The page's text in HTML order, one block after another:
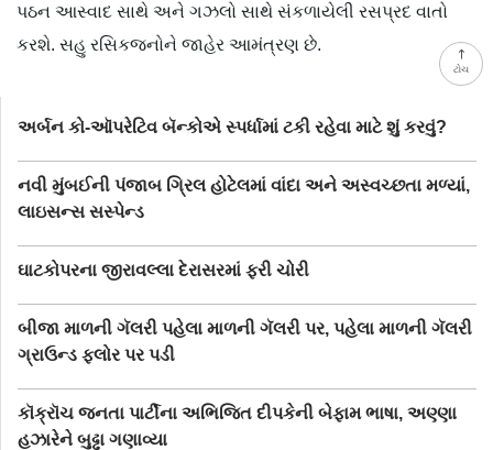
ટોચ
પઠન આસ્વાદ સાથે અને ગઝલો સાથે સંકળાયેલી રસપ્રદ વાતો
કરશે. સહુ રસિકજનોને જાહેર આમંત્રણ છે.
અર્બન કો-ઑપરેટિવ બૅન્કોએ સ્પર્ધામાં ટકી રહેવા માટે શું કરવું?
નવી મુંબઈની પંજાબ ગ્રિલ હોટેલમાં વાંદા અને અસ્વચ્છતા મળ્યાં,
લાઇસન્સ સસ્પેન્ડ
ઘાટકોપરના જીરાવલ્લા દેરાસરમાં ફરી ચોરી
બીજા માળની ગૅલરી પહેલા માળની ગૅલરી પર, પહેલા માળની ગૅલરી
ગ્રાઉન્ડ ફ્લોર પર પડી
કૉક્રૉચ જનતા પાર્ટીના અભિજિત દીપકેની બેફામ ભાષા, અણ્ણા
હઝારેને બુઢ્ઢા ગણાવ્યા